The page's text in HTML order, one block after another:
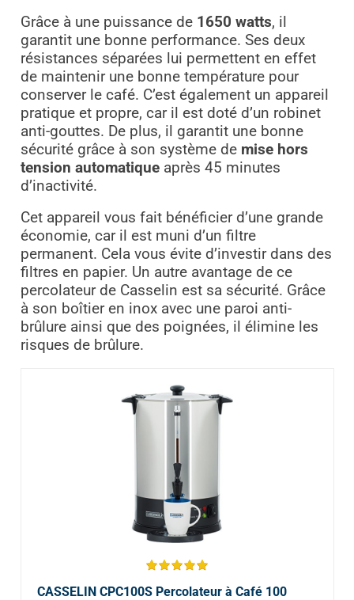
Grâce à une puissance de 1650 watts, il
garantit une bonne performance. Ses deux
résistances séparées lui permettent en effet
de maintenir une bonne température pour
conserver le café. C’est également un appareil
pratique et propre, car il est doté d’un robinet
anti-gouttes. De plus, il garantit une bonne
sécurité grâce à son système de mise hors
tension automatiqueaprès 45 minutes
d’inactivité.
Cet appareil vous fait bénéficier d’une grande
économie, car il est muni d’un filtre
permanent. Cela vous évite d’investir dans des
filtres en papier. Un autre avantage de ce
percolateur de Casselin est sa sécurité. Grâce
à son boîtier en inox avec une paroi anti-
brûlure ainsi que des poignées, il élimine les
risques de brûlure.
CASSELIN CPC100S Percolateur à Café 100